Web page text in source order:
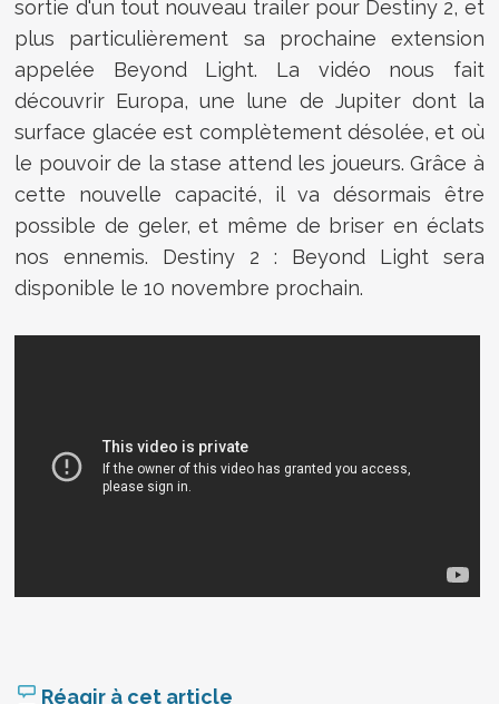
sortie d'un tout nouveau trailer pour Destiny 2, et
plus particulièrement sa prochaine extension
appelée Beyond Light. La vidéo nous fait
découvrir Europa, une lune de Jupiter dont la
surface glacée est complètement désolée, et où
le pouvoir de la stase attend les joueurs. Grâce à
cette nouvelle capacité, il va désormais être
possible de geler, et même de briser en éclats
nos ennemis. Destiny 2 : Beyond Light sera
disponible le 10 novembre prochain.
Réagir à cet article